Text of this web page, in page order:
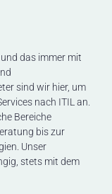
das immer mit
sind wir hier, um
nach ITIL an.
Bereiche
bis zur
Unser
stets mit dem